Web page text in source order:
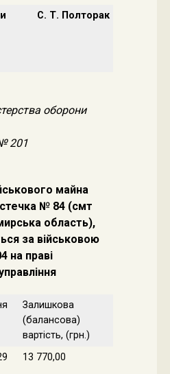
С. Т. Полторак
оборони
201
майна
№ 84 (смт
область),
за військовою
на праві
Залишкова
(балансова)
вартість, (грн.)
13 770,00